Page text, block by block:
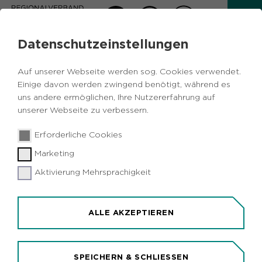
Datenschutzeinstellungen
Auf unserer Webseite werden sog. Cookies verwendet.
Einige davon werden zwingend benötigt, während es
uns andere ermöglichen, Ihre Nutzererfahrung auf
unserer Webseite zu verbessern.
Erforderliche Cookies
Marketing
Aktivierung Mehrsprachigkeit
ALLE AKZEPTIEREN
SPEICHERN & SCHLIESSEN
AKTUELLES
Zurück
Offizielle Eröffnung der
Universitätsambulanz für Integrative
Gesundheitsversorgung in Witten
Integrative Gesundheitsversorgung und